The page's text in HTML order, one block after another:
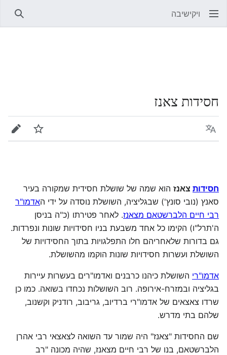
ויקישיבה
חסידות צאנז
שפה מעקב
חסידות צאנז הוא שמה של שושלת חסידית שמקורה בעיר
סאנץ (נובי סונץ') שבגליציה, השושלת נוסדה על ידי האדמו"ר
רבי חיים הלברשטאם מצאנז. לאחר פטירתו (כ"ה בניסן
ה'תרל"ו) הקימו כל אחד משבעת בניו חסידויות שונות ונפרדות.
גם בדורות שלאחריהם חלו התפלגויות בתוך החסידויות של
השושלת ועשרות חסידויות שונות הוקמו מהשושלת.
אדמו"רי השושלת כיהנו כרבנים ואדמו"רים בעשרות עיירות
בגליציה ובמזרח-אירופה. רוב השושלות נכחדו בשואה. כמו כן
שרדו צאצאים של אדמו"רי ברדיוב, גריבוב, רודניק וקשנוב,
שלהם בתי מדרש.
שם החסידות "צאנז" היה שמור עד השואה לצאצאי רבי אהרן
הלברשטאם, בנו של רבי חיים מצאנז, שהיה מכונה "רב